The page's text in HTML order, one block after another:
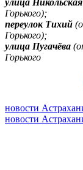
Горького);
переулок Тихий
Горького);
улица Пугачёва
Горького
новости
новости